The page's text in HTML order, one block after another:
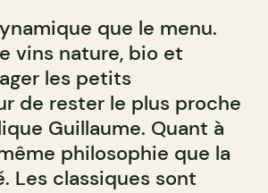
que le menu.
vins nature, bio et
les petits
de rester le plus proche
Guillaume. Quant à
philosophie que la
Les classiques sont